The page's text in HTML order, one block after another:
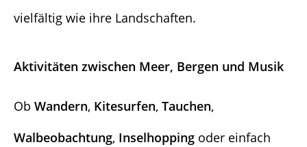
vielfältig wie ihre Landschaften.
Aktivitäten zwischen Meer, Bergen und Musik
Ob Wandern, Kitesurfen, Tauchen,
Walbeobachtung, Inselhoppingoder einfach